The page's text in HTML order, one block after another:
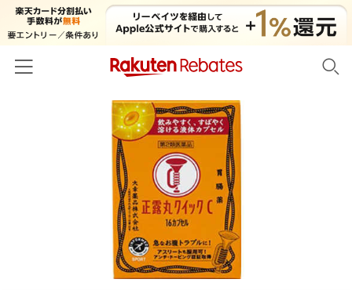
百貨店・総合ECモール
ファッション・インナー・小物
食品・スイーツ・お酒
日用品・キッチン用品
コスメ・健康・医薬品
リーベイツ注目ストア
対象ストア新規限定特典